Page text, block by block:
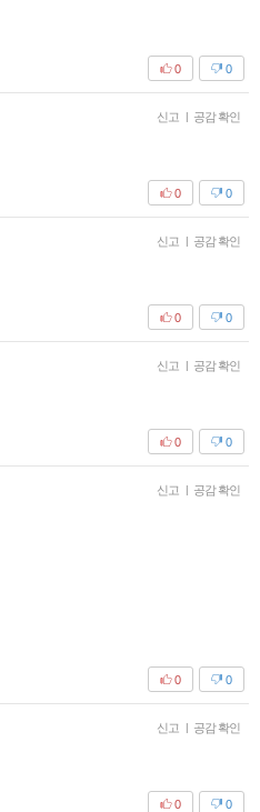
0
0
신고 | 공감 확인
0
0
신고 | 공감 확인
0
0
신고 | 공감 확인
0
0
신고 | 공감 확인
0
0
신고 | 공감 확인
0
0